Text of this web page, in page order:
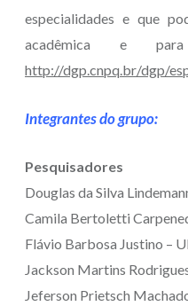
especialidades e que
acadêmica e
http://dgp.cnpq.br/dgp/
Integrantes do grupo:
Pesquisadores
Douglas da Silva
Camila Bertoletti
Flávio Barbosa Justino –
Jackson Martins
Jeferson Prietsch